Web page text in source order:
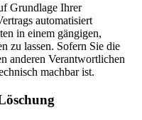
Grundlage Ihrer
automatisiert
in einem gängigen,
zu lassen. Sofern Sie die
anderen Verantwortlichen
machbar ist.